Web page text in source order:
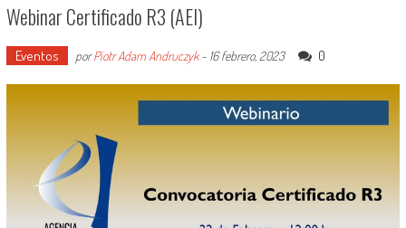
Webinar Certificado R3 (AEI)
Eventos porPiotr Adam Andruczyk- 16 febrero, 2023 0